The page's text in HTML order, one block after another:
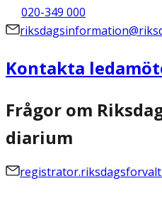
020-349 000
Kontakta
Frågor om
diarium